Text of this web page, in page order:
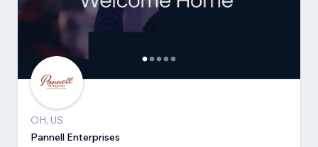
OH, US
Pannell Enterprises